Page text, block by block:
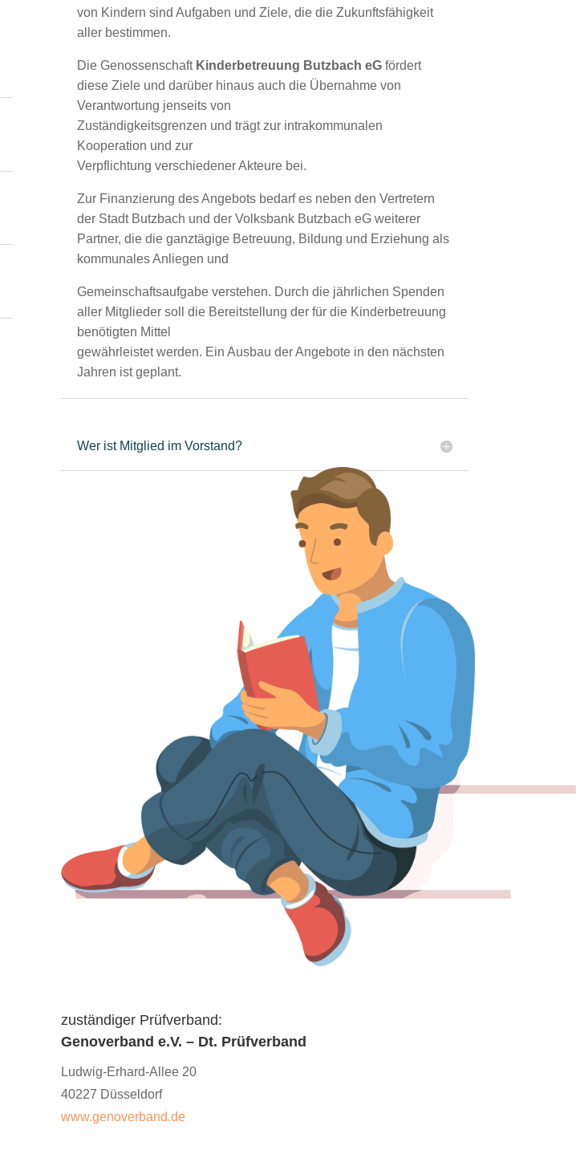
von Kindern sind Aufgaben und Ziele, die die Zukunftsfähigkeit
aller bestimmen.
Die Genossenschaft Kinderbetreuung Butzbach eG fördert
diese Ziele und darüber hinaus auch die Übernahme von
Verantwortung jenseits von
Zuständigkeitsgrenzen und trägt zur intrakommunalen
Kooperation und zur
Verpflichtung verschiedener Akteure bei.
Zur Finanzierung des Angebots bedarf es neben den Vertretern
der Stadt Butzbach und der Volksbank Butzbach eG weiterer
Partner, die die ganztägige Betreuung, Bildung und Erziehung als
kommunales Anliegen und
Gemeinschaftsaufgabe verstehen. Durch die jährlichen Spenden
aller Mitglieder soll die Bereitstellung der für die Kinderbetreuung
benötigten Mittel
gewährleistet werden. Ein Ausbau der Angebote in den nächsten
Jahren ist geplant.
Wer ist Mitglied im Vorstand?
zuständiger Prüfverband:
Genoverband e.V. – Dt. Prüfverband
Ludwig-Erhard-Allee 20
40227 Düsseldorf
www.genoverband.de